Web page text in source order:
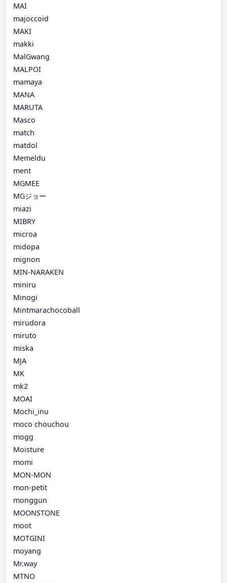
MAI
majoccoid
MAKI
makki
MalGwang
MALPOI
mamaya
MANA
MARUTA
Masco
match
matdol
Memeldu
ment
MGMEE
MGジョー
miazi
MIBRY
microa
midopa
mignon
MIN-NARAKEN
miniru
Minogi
Mintmarachocoball
mirudora
miruto
miska
MJA
MK
mk2
MOAI
Mochi_inu
moco chouchou
mogg
Moisture
momi
MON-MON
mon-petit
monggun
MOONSTONE
moot
MOTGINI
moyang
Mr.way
MTNO